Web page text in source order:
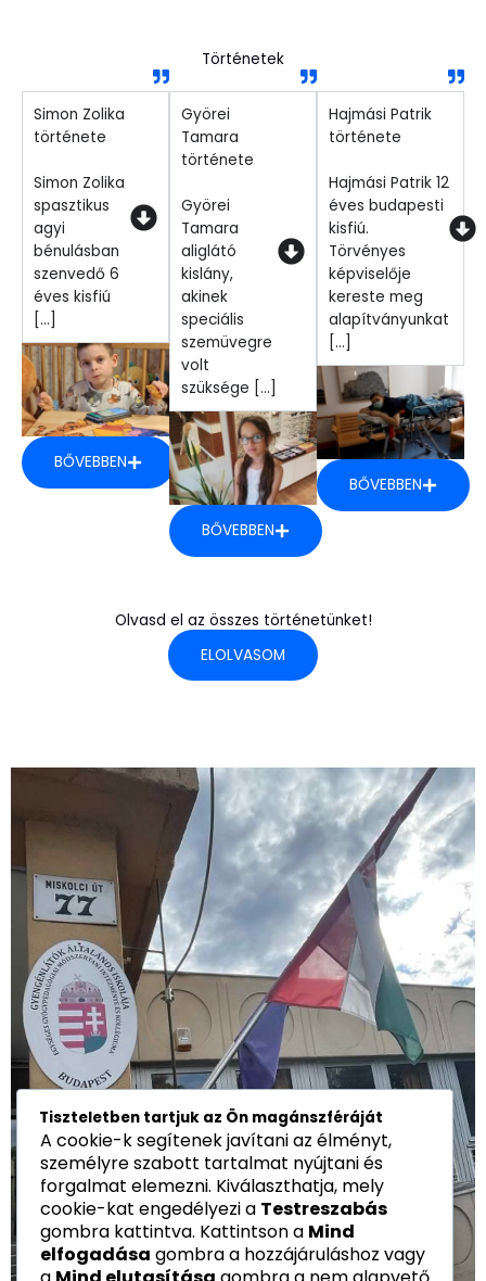
Történetek
Simon Zolika
története
Simon Zolika
spasztikus
agyi
bénulásban
szenvedő 6
éves kisfiú
[...]
BŐVEBBEN
Györei
Tamara
története
Györei
Tamara
aliglátó
kislány,
akinek
speciális
szemüvegre
volt
szüksége [...]
BŐVEBBEN
Hajmási Patrik
története
Hajmási Patrik 12
éves budapesti
kisfiú.
Törvényes
képviselője
kereste meg
alapítványunkat
[...]
BŐVEBBEN
Olvasd el az összes történetünket!
ELOLVASOM
Tiszteletben tartjuk az Ön magánszféráját
A cookie-k segítenek javítani az élményt,
személyre szabott tartalmat nyújtani és
forgalmat elemezni. Kiválaszthatja, mely
cookie-kat engedélyezi a Testreszabás
gombra kattintva. Kattintson a Mind
elfogadása gombra a hozzájáruláshoz vagy